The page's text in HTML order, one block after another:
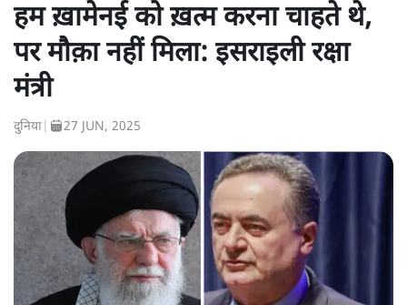
हम ख़ामेनई को ख़त्म करना चाहते थे,
पर मौक़ा नहीं मिला: इसराइली रक्षा
मंत्री
दुनिया 27 JUN, 2025